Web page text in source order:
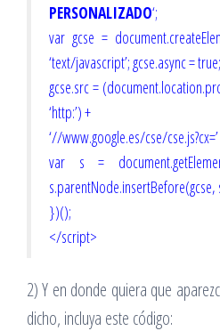
PERSONALIZADO‘;
var gcse =
‘text/javascript’; gcse.async = true;
gcse.src =
‘http:’) +
‘//www.google.es/cse/cse.js?cx=’
var s =
s.parentNode.insertBefore(gcse,
})();
</script>
2) Y en donde quiera que
dicho, incluya este código: